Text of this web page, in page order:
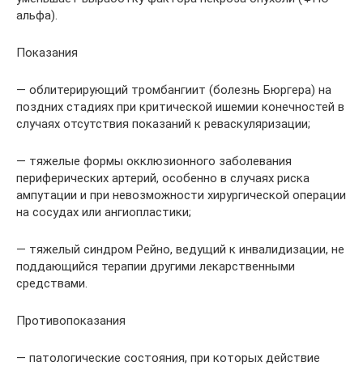
альфа).
Показания
— облитерирующий тромбангиит (болезнь Бюргера) на
поздних стадиях при критической ишемии конечностей в
случаях отсутствия показаний к реваскуляризации;
— тяжелые формы окклюзионного заболевания
периферических артерий, особенно в случаях риска
ампутации и при невозможности хирургической операции
на сосудах или ангиопластики;
— тяжелый синдром Рейно, ведущий к инвалидизации, не
поддающийся терапии другими лекарственными
средствами.
Противопоказания
— патологические состояния, при которых действие